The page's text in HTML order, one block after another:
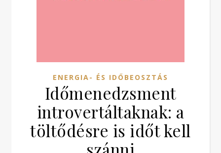
ENERGIA- ÉS IDŐBEOSZTÁS
Időmenedzsment
introvertáltaknak: a
töltődésre is időt kell